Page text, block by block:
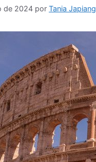
de 2024 por Tania Japiang